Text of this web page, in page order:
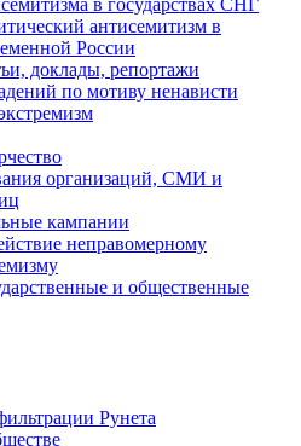
в государствах СНГ
антисемитизм в
России
доклады, репортажи
по мотиву ненависти
организаций, СМИ и
кампании
неправомерному
и общественные
Рунета